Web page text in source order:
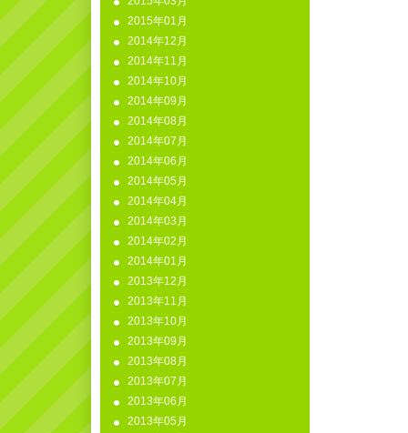
2015年01月
2014年12月
2014年11月
2014年10月
2014年09月
2014年08月
2014年07月
2014年06月
2014年05月
2014年04月
2014年03月
2014年02月
2014年01月
2013年12月
2013年11月
2013年10月
2013年09月
2013年08月
2013年07月
2013年06月
2013年05月